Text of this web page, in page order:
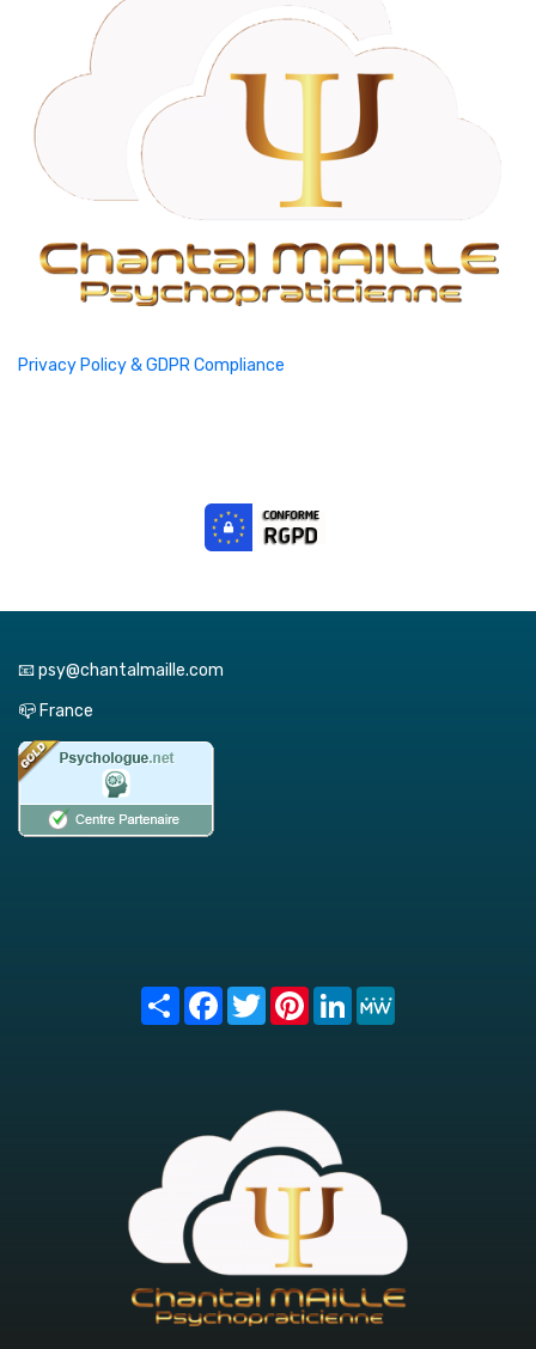
Privacy Policy & GDPR Compliance
📧 psy@chantalmaille.com
📪 France
Share FacebookTwitterPinterest
LinkedIn